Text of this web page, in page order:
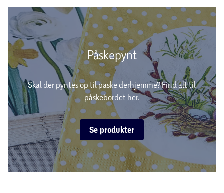
Påskepynt
Skal der pyntes op til påske derhjemme? Find alt til
påskebordet her.
Se produkter